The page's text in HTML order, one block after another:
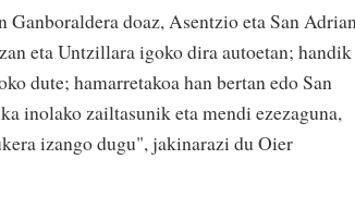
doaz, Asentzio eta San
eta Untzillara igoko dira autoetan; handik
dute; hamarretakoa han bertan edo San
inolako zailtasunik eta mendi ezezaguna,
izango dugu", jakinarazi du Oier